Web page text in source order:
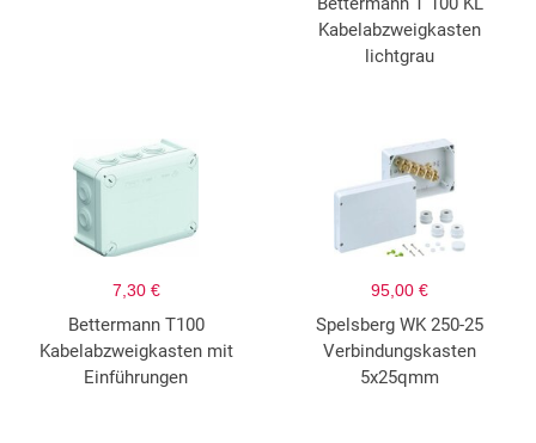
Kabelabzweigkasten
lichtgrau
7,30 €
Bettermann T100
Kabelabzweigkasten mit
Einführungen
95,00 €
Spelsberg WK 250-25
Verbindungskasten
5x25qmm